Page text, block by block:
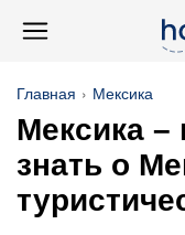
Главная Мексика
Мексика –
знать о